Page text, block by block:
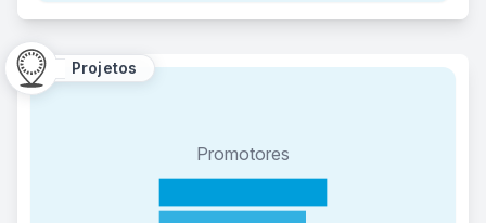
Promotores
Projetos